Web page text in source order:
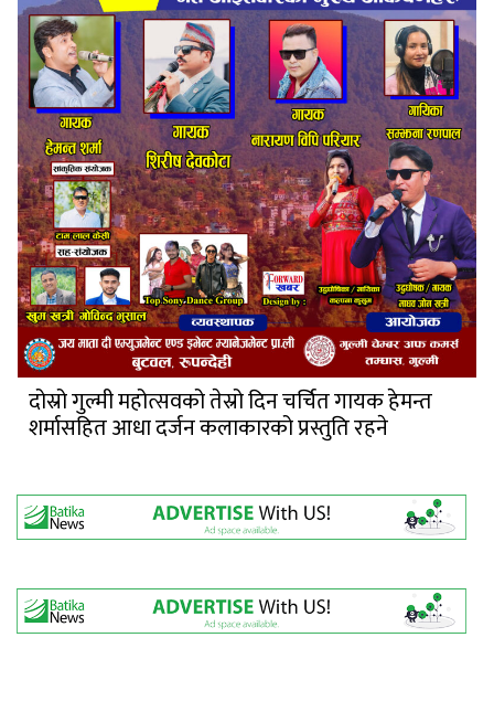
दोस्रो गुल्मी महोत्सवको तेस्रो दिन चर्चित गायक हेमन्त
शर्मासहित आधा दर्जन कलाकारको प्रस्तुति रहने